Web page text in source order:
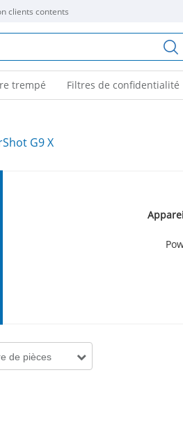
clients contents
trempé Filtres de confidentialité
G9 X
de pièces